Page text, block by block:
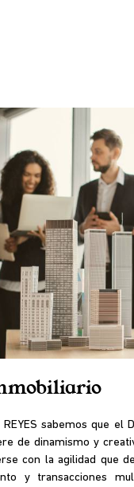
REYES sabemos que el
de dinamismo y
con la agilidad que
y transacciones